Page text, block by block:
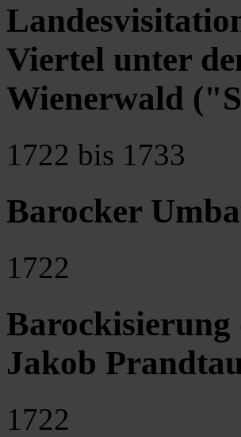
Viertel unter
Wienerwald
1722 bis 1733
Barocker
1722
Barockisierung
Jakob
1722